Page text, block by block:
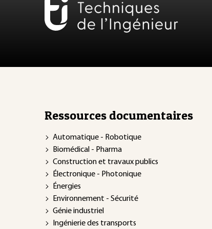
Ressources documentaires
Automatique - Robotique
Biomédical - Pharma
Construction et travaux publics
Électronique - Photonique
Énergies
Environnement - Sécurité
Génie industriel
Ingénierie des transports